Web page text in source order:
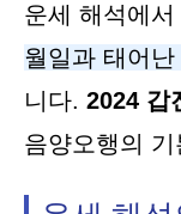
운세 해석에
월일과 태어
니다. 2024 갑
음양오행의